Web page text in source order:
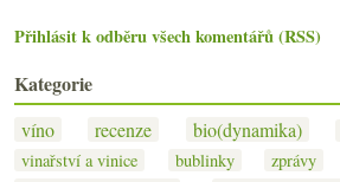
Přihlásit k odběru všech komentářů (RSS)
Kategorie
víno recenze bio(dynamika)
vinařství a vinice
bublinky zprávy